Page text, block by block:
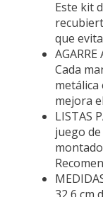
Este kit
que
Cada
metálica
mejora
LISTAS
juego